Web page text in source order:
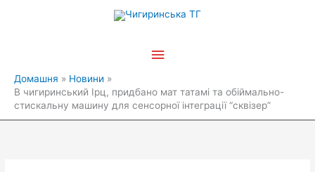
Головне
Домашня
Новини
В чигиринський Ірц, придбано мат татамі та обіймально-
стискальну машину для сенсорної інтеграції “сквізер”